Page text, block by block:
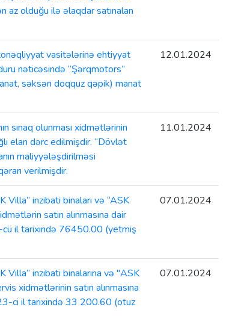
az olduğu ilə əlaqdar satınalan
vasitələrinə ehtiyyat
nəticəsində “Şərqmotors”
səksən doqquz qəpik) manat
12.01.2024
sınaq olunması xidmətlərinin
elan dərc edilmişdir. “Dövlət
maliyyələşdirilməsi
verilmişdir.
11.01.2024
Villa” inzibati binaları və “ASK
satın alınmasına dair
cü il tarixində 76450.00 (yetmiş
07.01.2024
Villa” inzibati binalarına və "ASK
xidmətlərinin satın alınmasına
ci il tarixində 33 200.60 (otuz
07.01.2024